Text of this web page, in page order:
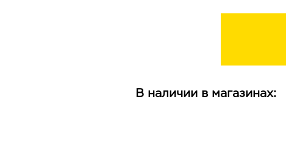
В наличии в магазинах: